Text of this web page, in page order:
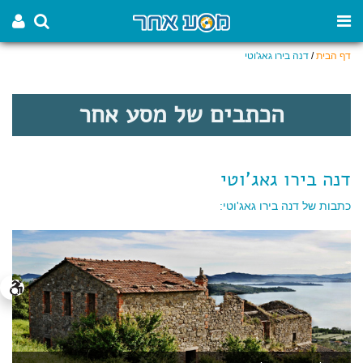
דף הבית/ דנה בירו גאג'וטי
הכתבים של מסע אחר
דנה בירו גאג'וטי
כתבות של דנה בירו גאג'וטי: